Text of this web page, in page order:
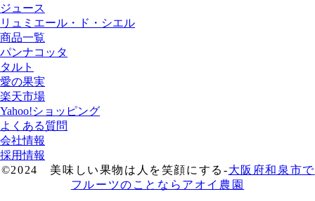
ジュース
リュミエール・ド・シエル
商品一覧
パンナコッタ
タルト
愛の果実
楽天市場
Yahoo!ショッピング
よくある質問
会社情報
採用情報
©2024 美味しい果物は人を笑顔にする-大阪府和泉市で
フルーツのことならアオイ農園